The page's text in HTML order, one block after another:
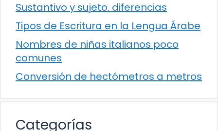
Sustantivo y sujeto. diferencias
Tipos de Escritura en la Lengua Árabe
Nombres de niñas italianos poco
comunes
Conversión de hectómetros a metros
Categorías